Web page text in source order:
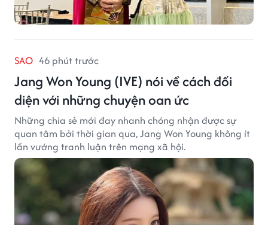
SAO 46 phút trước
Jang Won Young (IVE) nói về cách đối
diện với những chuyện oan ức
Những chia sẻ mới đay nhanh chóng nhận được sự
quan tâm bởi thời gian qua, Jang Won Young không ít
lần vướng tranh luận trên mạng xã hội.